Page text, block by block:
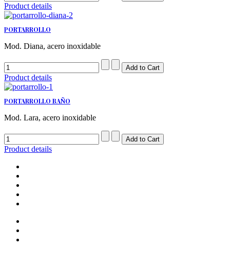
Product details
PORTARROLLO
Mod. Diana, acero inoxidable
Product details
PORTARROLLO BAÑO
Mod. Lara, acero inoxidable
Product details